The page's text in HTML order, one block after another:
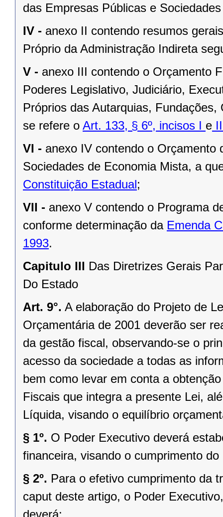
das Empresas Públicas e
IV - anexo II contendo resumos
Próprio da Administração Indireta
V - anexo III contendo o Orçamento
Poderes Legislativo, Judiciário,
Próprios das Autarquias,
se refere o Art. 133, § 6º, incisos I e
VI - anexo IV contendo o Orçamento
Sociedades de Economia Mista, a
Constituição Estadual;
VII - anexo V contendo o Programa
conforme determinação da Emenda
1993.
Capitulo III Das Diretrizes Gerais
Do Estado
Art. 9°. A elaboração do Projeto de
Orçamentária de 2001 deverão ser
da gestão fiscal, observando-se o
acesso da sociedade a todas as
bem como levar em conta a
Fiscais que integra a presente Lei,
Líquida, visando o equilíbrio
§ 1º. O Poder Executivo deverá
financeira, visando o cumprimento
§ 2º. Para o efetivo cumprimento da
caput deste artigo, o Poder
deverá: